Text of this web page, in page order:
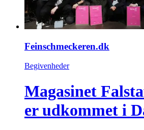
Feinschmeckeren.dk
Begivenheder
Magasinet
er udkommet i